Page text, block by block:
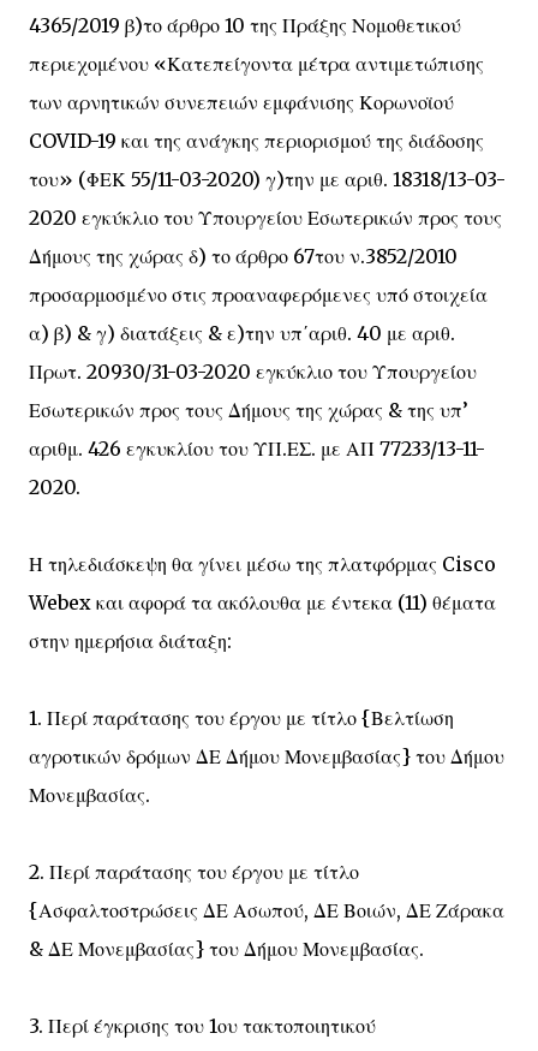
4365/2019 β)το άρθρο 10 της Πράξης Νομοθετικού
περιεχομένου «Κατεπείγοντα μέτρα αντιμετώπισης
των αρνητικών συνεπειών εμφάνισης Κορωνοϊού
COVID-19 και της ανάγκης περιορισμού της διάδοσης
του» (ΦΕΚ 55/11-03-2020) γ)την με αριθ. 18318/13-03-
2020 εγκύκλιο του Υπουργείου Εσωτερικών προς τους
Δήμους της χώρας δ) το άρθρο 67του ν.3852/2010
προσαρμοσμένο στις προαναφερόμενες υπό στοιχεία
α) β) & γ) διατάξεις & ε)την υπ΄αριθ. 40 με αριθ.
Πρωτ. 20930/31-03-2020 εγκύκλιο του Υπουργείου
Εσωτερικών προς τους Δήμους της χώρας & της υπ’
αριθμ. 426 εγκυκλίου του ΥΠ.ΕΣ. με ΑΠ 77233/13-11-
2020.
Η τηλεδιάσκεψη θα γίνει μέσω της πλατφόρμας Cisco
Webex και αφορά τα ακόλουθα με έντεκα (11) θέματα
στην ημερήσια διάταξη:
1. Περί παράτασης του έργου με τίτλο {Βελτίωση
αγροτικών δρόμων ΔΕ Δήμου Μονεμβασίας} του Δήμου
Μονεμβασίας.
2. Περί παράτασης του έργου με τίτλο
{Ασφαλτοστρώσεις ΔΕ Ασωπού, ΔΕ Βοιών, ΔΕ Ζάρακα
& ΔΕ Μονεμβασίας} του Δήμου Μονεμβασίας.
3. Περί έγκρισης του 1ου τακτοποιητικού